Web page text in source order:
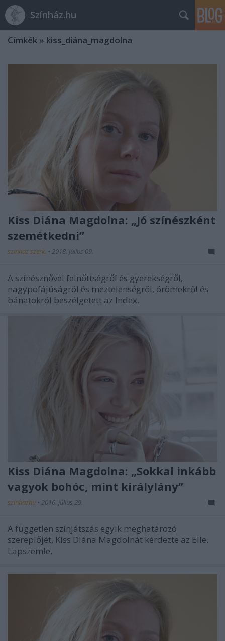
Színház.hu
Címkék » kiss_diána_magdolna
Kiss Diána Magdolna: „Jó színészként
szemétkedni”
szinhaz szerk. • 2018. július 09.
A színésznővel felnőttségről és gyerekségről,
nagypofájúságról és meztelenségről, örömekről és
bánatokról beszélgetett az Index.
Kiss Diána Magdolna: „Sokkal inkább
vagyok bohóc, mint királylány”
szinhazhu • 2016. július 29.
A független színjátszás egyik meghatározó
szereplőjét, Kiss Diána Magdolnát kérdezte az Elle.
Lapszemle.